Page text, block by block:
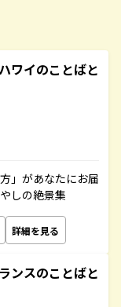
ワイのことばと
」があなたにお届
しの絶景集
詳細を見る
ンスのことばと